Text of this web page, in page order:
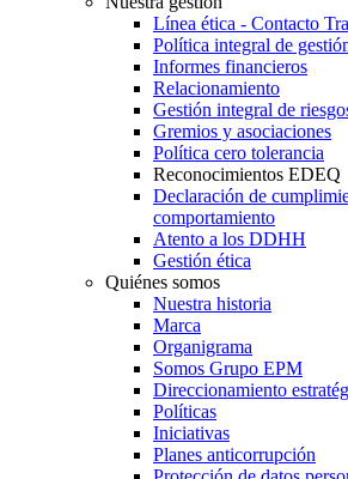
Línea ética - Contacto
Política integral de
Informes financieros
Relacionamiento
Gestión integral de
Gremios y asociaciones
Política cero tolerancia
Reconocimientos EDEQ
Declaración de
comportamiento
Atento a los DDHH
Gestión ética
Quiénes somos
Nuestra historia
Marca
Organigrama
Somos Grupo EPM
Direccionamiento
Políticas
Iniciativas
Planes anticorrupción